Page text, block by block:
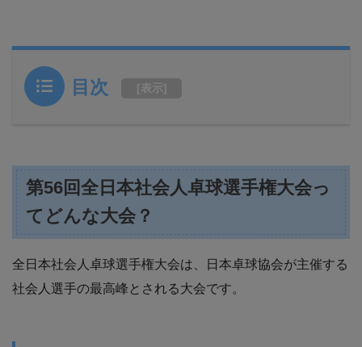
目次 [表示]
第56回全日本社会人卓球選手権大会っ
てどんな大会？
全日本社会人卓球選手権大会は、日本卓球協会が主催する
社会人選手の最高峰とされる大会です。